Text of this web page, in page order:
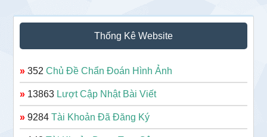
Thống Kê Website
» 352Chủ Đề Chẩn Đoán Hình Ảnh
» 13863 Lượt Cập Nhật Bài Viết
» 9284Tài Khoản Đã Đăng Ký